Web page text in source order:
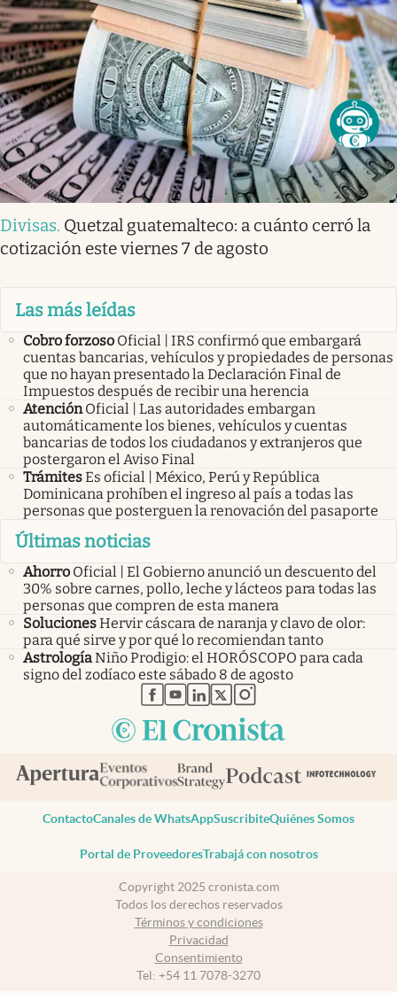
Divisas. Quetzal guatemalteco: a cuánto cerró la
cotización este viernes 7 de agosto
Las más leídas
Cobro forzoso Oficial | IRS confirmó que embargará
cuentas bancarias, vehículos y propiedades de personas
que no hayan presentado la Declaración Final de
Impuestos después de recibir una herencia
Atención Oficial | Las autoridades embargan
automáticamente los bienes, vehículos y cuentas
bancarias de todos los ciudadanos y extranjeros que
postergaron el Aviso Final
TrámitesEs oficial | México, Perú y República
Dominicana prohíben el ingreso al país a todas las
personas que posterguen la renovación del pasaporte
Últimas noticias
Ahorro Oficial | El Gobierno anunció un descuento del
30% sobre carnes, pollo, leche y lácteos para todas las
personas que compren de esta manera
SolucionesHervir cáscara de naranja y clavo de olor:
para qué sirve y por qué lo recomiendan tanto
AstrologíaNiño Prodigio: el HORÓSCOPO para cada
signo del zodíaco este sábado 8 de agosto
abre en nueva pestaña
abre en nueva pestaña
abre en nueva pestaña
abre en nueva pestaña
abre en nueva pestaña
ContactoCanales de WhatsAppSuscribiteQuiénes Somos
Portal de ProveedoresTrabajá con nosotros
Copyright 2025 cronista.com
Todos los derechos reservados
Términos y condiciones
Privacidad
Consentimiento
Tel: +54 11 7078-3270